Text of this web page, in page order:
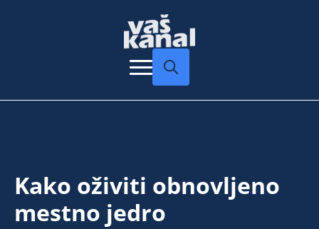
Kako oživiti obnovljeno
mestno jedro